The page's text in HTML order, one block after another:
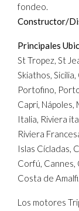
fondeo.
Constructor/
Principales
St Tropez, St
Skiathos,
Portofino,
Capri, Nápoles,
Italia, Riviera
Riviera
Islas Cícladas,
Corfú, Cannes,
Costa de Amalfi.
Los motores